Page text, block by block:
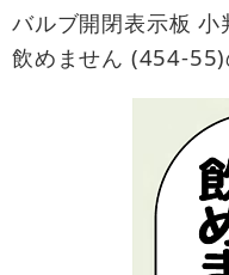
バルブ開閉表示板
飲めません (454-55)